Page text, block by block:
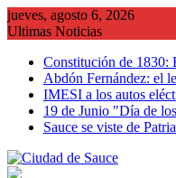
Saltar
al
jueves, agosto 6, 2026
Ultimas Noticias
Constitución de 1830:
Abdón Fernández: el
IMESI a los autos
19 de Junio "Día de
Sauce se viste de Patria